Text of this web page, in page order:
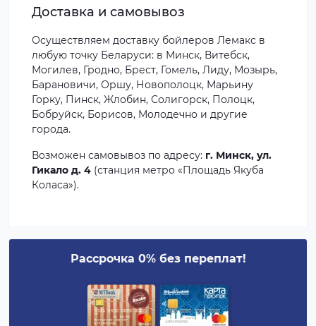
Доставка и самовывоз
Осуществляем доставку бойлеров Лемакс в
любую точку Беларуси: в Минск, Витебск,
Могилев, Гродно, Брест, Гомель, Лиду, Мозырь,
Барановичи, Оршу, Новополоцк, Марьину
Горку, Пинск, Жлобин, Солигорск, Полоцк,
Бобруйск, Борисов, Молодечно и другие
города.
Возможен самовывоз по адресу: г. Минск, ул.
Гикало д. 4 (станция метро «Площадь Якуба
Коласа»).
Рассрочка 0% без переплат!